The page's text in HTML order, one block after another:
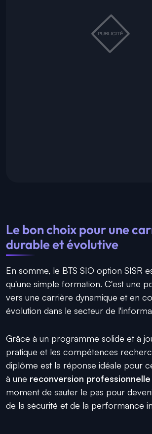
Le bon choix pour une
durable et évolutive
En somme, le BTS SIO option SISR
qu'une simple formation. C'est une
vers une carrière dynamique et en
évolution dans le secteur de
Grâce à un programme solide et à
pratique et les compétences
diplôme est la réponse idéale pour
à une reconversion professionnelle
moment de sauter le pas pour
de la sécurité et de la performance